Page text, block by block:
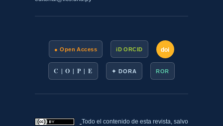
● Open Access iD ORCID doi
C | O | P | E ✦ DORA ROR
Todo el contenido de esta revista, salvo